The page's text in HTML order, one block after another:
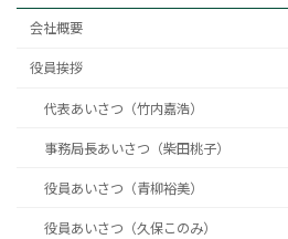
会社概要
役員挨拶
代表あいさつ（竹内嘉浩）
事務局長あいさつ（柴田桃子）
役員あいさつ（青柳裕美）
役員あいさつ（久保このみ）